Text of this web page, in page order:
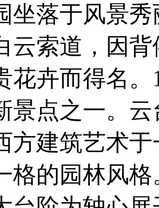
坐落于风景
云索道，因
花卉而得名
景点之一。
方建筑艺术
格的园林风